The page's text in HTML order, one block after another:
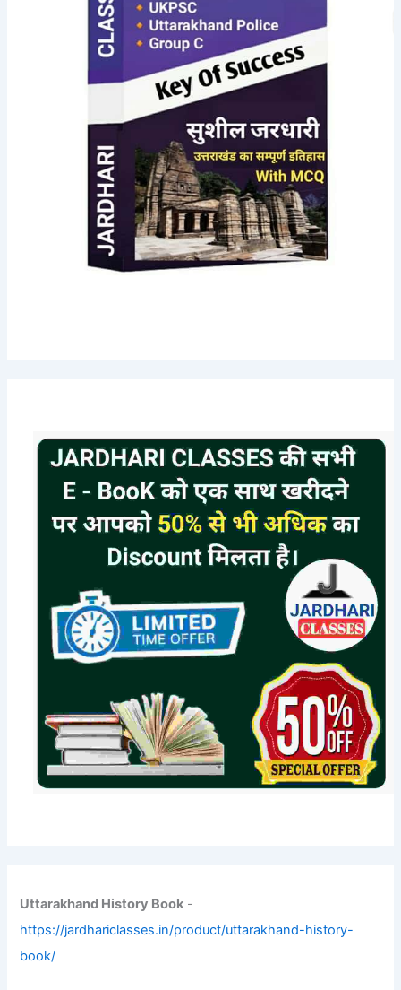
Uttarakhand History Book -
https://jardhariclasses.in/product/uttarakhand-history-
book/